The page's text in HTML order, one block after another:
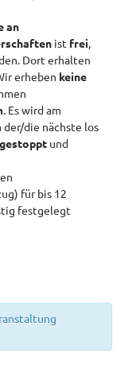
an
ist frei
Dort erhalten
erheben keine
. Es wird am
der/die nächste los
und
für bis 12
festgelegt